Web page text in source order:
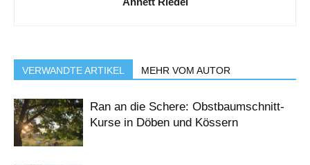
VERWANDTE ARTIKEL MEHR VOM AUTOR
Ran an die Schere: Obstbaumschnitt-
Kurse in Döben und Kössern